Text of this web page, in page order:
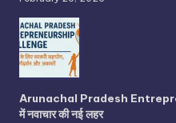
Arunachal Pradesh
में नवाचार की नई लहर